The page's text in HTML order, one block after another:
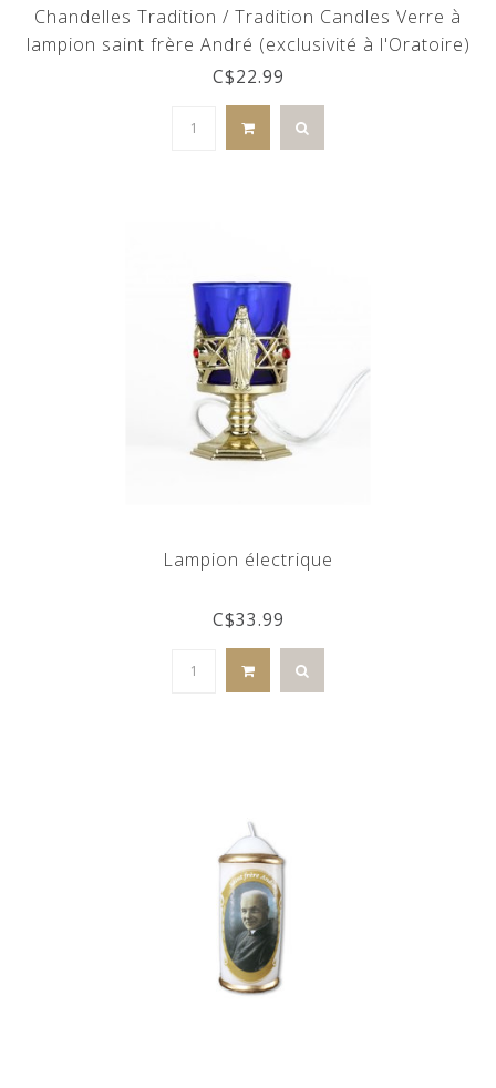
Chandelles Tradition / Tradition Candles Verre à
lampion saint frère André (exclusivité à l'Oratoire)
C$22.99
Lampion électrique
C$33.99